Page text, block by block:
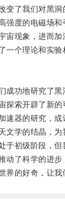
了我们对黑洞
度的电磁场和
现象，进而加
个理论和实验
功地研究了黑
索开辟了新的
器的研究，或
学的结晶，为
初级阶段，但
了科学的进步
的好奇，让我